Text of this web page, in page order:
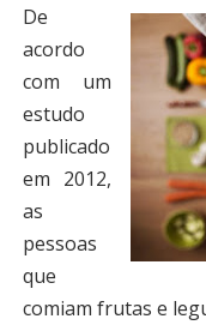
De
acordo
com um
estudo
publicado
em 2012,
as
pessoas
que
comiam frutas e